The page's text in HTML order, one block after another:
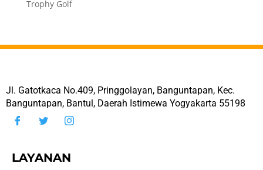
Trophy Golf
Jl. Gatotkaca No.409, Pringgolayan, Banguntapan, Kec.
Banguntapan, Bantul, Daerah Istimewa Yogyakarta 55198
LAYANAN